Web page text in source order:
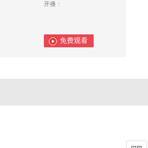
开播：
免费观看